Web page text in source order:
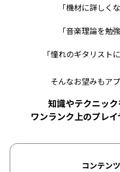
「機材に詳しく
「音楽理論を勉
「憧れのギタリスト
そんなお望みもア
知識やテクニック
ワンランク上のプレ
コンテン